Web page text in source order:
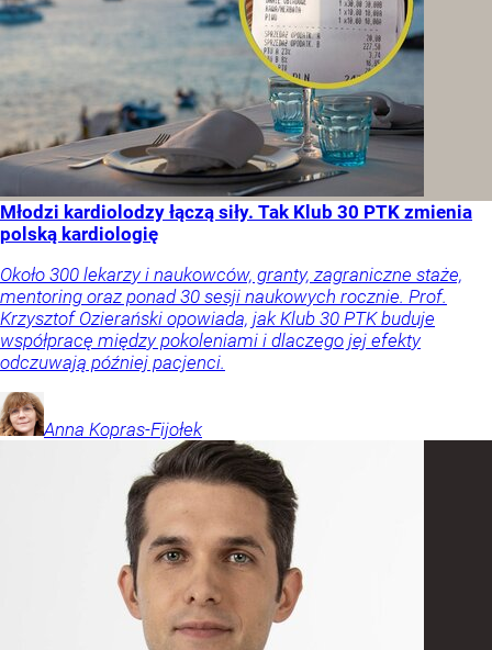
Młodzi kardiolodzy łączą siły. Tak Klub 30 PTK zmienia
polską kardiologię
Około 300 lekarzy i naukowców, granty, zagraniczne staże,
mentoring oraz ponad 30 sesji naukowych rocznie. Prof.
Krzysztof Ozierański opowiada, jak Klub 30 PTK buduje
współpracę między pokoleniami i dlaczego jej efekty
odczuwają później pacjenci.
Anna Kopras-Fijołek